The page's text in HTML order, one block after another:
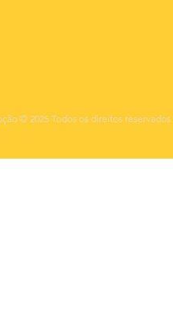
© 2025 Todos os direitos